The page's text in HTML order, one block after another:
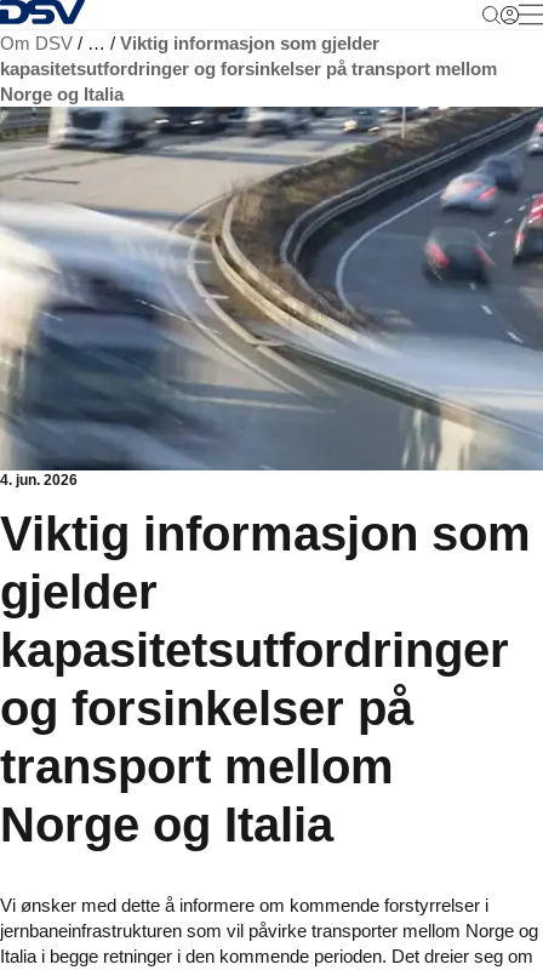
Tilbake til hjemmesiden
Om DSV …
Viktig informasjon som gjelder
kapasitetsutfordringer og forsinkelser på transport mellom
Norge og Italia
4. jun. 2026
Viktig informasjon som
gjelder
kapasitetsutfordringer
og forsinkelser på
transport mellom
Norge og Italia
Vi ønsker med dette å informere om kommende forstyrrelser i
jernbaneinfrastrukturen som vil påvirke transporter mellom Norge og
Italia i begge retninger i den kommende perioden. Det dreier seg om